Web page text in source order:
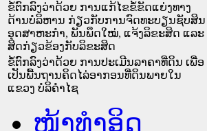
ຂໍ້ຕົກລົງວ່າດ້ວຍ ການແກ້ໄຂຂໍ້ຂັດແຍ່ງທາງ
ດ້ານບໍລິຫານ ກ່ຽວກັບການຈົດທະບຽນຊັບສິນ
ອຸດສາຫະກຳ, ພັນພຶດໃໝ່, ແຈ້ງລິຂະສິດ ແລະ
ສິດກ່ຽວຂ້ອງກັບລິຂະສິດ
ຂໍ້ຕົກລົງວ່າດ້ວຍ ການປະເມີນລາຄາທີ່ດິນ ເພື່ອ
ເປັນພື້ນຖານຄິດໄລ່ອາກອນທີ່ດິນພາຍໃນ
ແຂວງ ບໍລິຄຳໄຊ
ໜ້າທໍາອິດ